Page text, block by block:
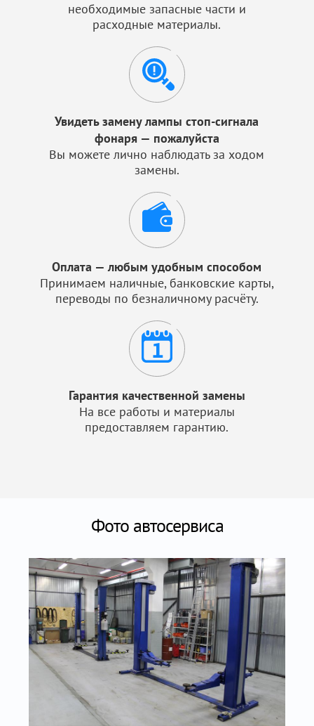
необходимые запасные части и
расходные материалы.
Увидеть замену лампы стоп-сигнала
фонаря — пожалуйста
Вы можете лично наблюдать за ходом
замены.
Оплата — любым удобным способом
Принимаем наличные, банковские карты,
переводы по безналичному расчёту.
Гарантия качественной замены
На все работы и материалы
предоставляем гарантию.
Фото автосервиса